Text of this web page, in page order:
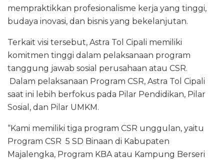
mempraktikkan profesionalisme kerja yang tinggi,
budaya inovasi, dan bisnis yang bekelanjutan.
Terkait visi tersebut, Astra Tol Cipali memiliki
komitmen tinggi dalam pelaksanaan program
tanggung jawab sosial perusahaan atau CSR.
Dalam pelaksanaan Program CSR, Astra Tol Cipali
saat ini lebih berfokus pada Pilar Pendidikan, Pilar
Sosial, dan Pilar UMKM.
“Kami memiliki tiga program CSR unggulan, yaitu
Program CSR 5 SD Binaan di Kabupaten
Majalengka, Program KBA atau Kampung Berseri